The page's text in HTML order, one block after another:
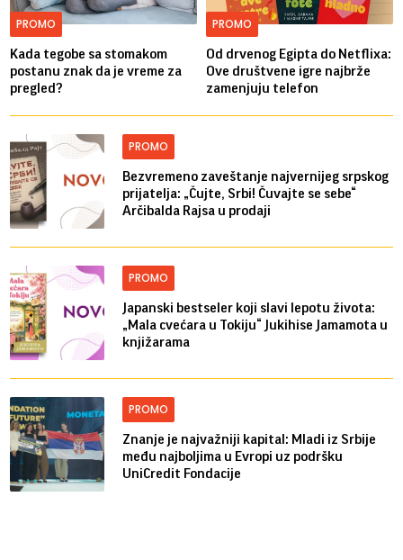
PROMO
Kada tegobe sa stomakom
postanu znak da je vreme za
pregled?
PROMO
Od drvenog Egipta do Netflixa:
Ove društvene igre najbrže
zamenjuju telefon
PROMO
Bezvremeno zaveštanje najvernijeg srpskog
prijatelja: „Čujte, Srbi! Čuvajte se sebe“
Arčibalda Rajsa u prodaji
PROMO
Japanski bestseler koji slavi lepotu života:
„Mala cvećara u Tokiju“ Jukihise Jamamota u
knjižarama
PROMO
Znanje je najvažniji kapital: Mladi iz Srbije
među najboljima u Evropi uz podršku
UniCredit Fondacije